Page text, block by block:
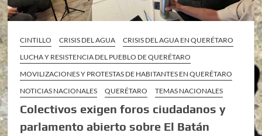
CINTILLO CRISIS DEL AGUA
CRISIS DEL AGUA EN QUERÉTARO
LUCHA Y RESISTENCIA DEL PUEBLO DE QUERÉTARO
MOVILIZACIONES Y PROTESTAS DE HABITANTES EN QUERÉTARO
NOTICIAS NACIONALES
QUERÉTARO TEMAS NACIONALES
Colectivos exigen foros ciudadanos y
parlamento abierto sobre El Batán